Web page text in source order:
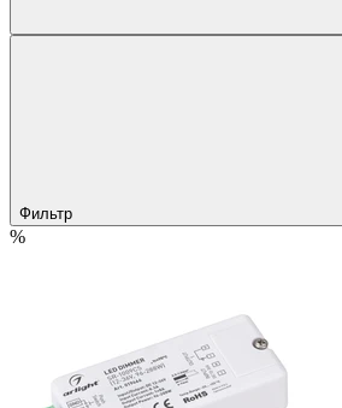
Фильтр
%